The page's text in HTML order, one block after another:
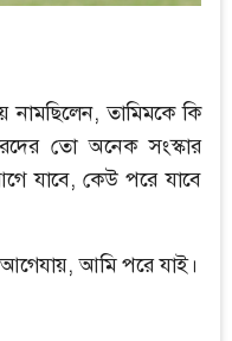
তামিমকে কি
তো অনেক সংস্কার
যাবে, কেউ পরে যাবে
আমি পরে যাই।